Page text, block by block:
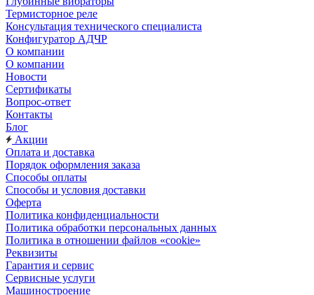
Термисторное реле
Консультация технического специалиста
Конфигуратор АДЧР
О компании
О компании
Новости
Сертификаты
Вопрос-ответ
Контакты
Блог
Акции
Оплата и доставка
Порядок оформления заказа
Способы оплаты
Способы и условия доставки
Оферта
Политика конфиденциальности
Политика обработки персональных данных
Политика в отношении файлов «cookie»
Реквизиты
Гарантия и сервис
Сервисные услуги
Машиностроение